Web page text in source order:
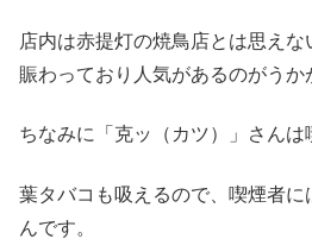
店内は赤提灯の焼鳥店とは思え
賑わっており人気があるのがうか
ちなみに「克ッ（カツ）」さんは
葉タバコも吸えるので、喫煙者に
んです。